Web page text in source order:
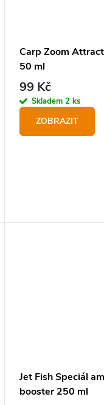
Carp Zoom
50 ml
99 Kč
Skladem 2 ks
ZOBRAZIT
Jet Fish Speciál
booster 250 ml